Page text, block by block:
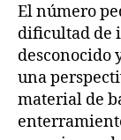
El número
dificultad de
desconocido
una
material de